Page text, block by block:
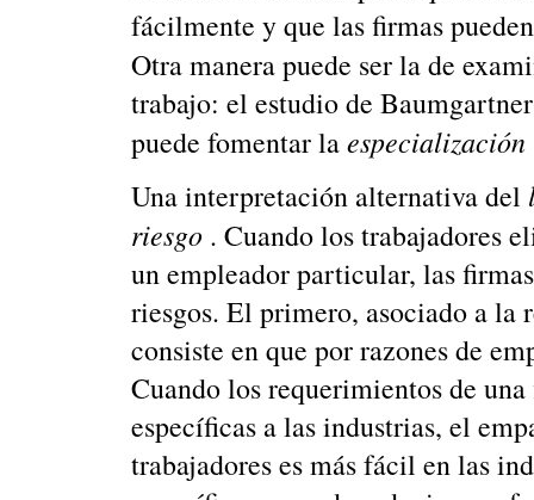
fácilmente y que las firmas
Otra manera puede ser la de
trabajo: el estudio de
puede fomentar laespecialización
Una interpretación alternativa del
riesgo . Cuando los trabajadores
un empleador particular, las
riesgos. El primero, asociado a la
consiste en que por razones de
Cuando los requerimientos de
específicas a las industrias, el
trabajadores es más fácil en las